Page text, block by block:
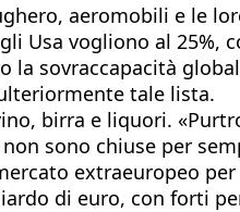
aeromobili e le
Usa vogliono al 25%,
sovraccapacità
tale lista.
birra e liquori.
sono chiuse per
extraeuropeo
di euro, con forti